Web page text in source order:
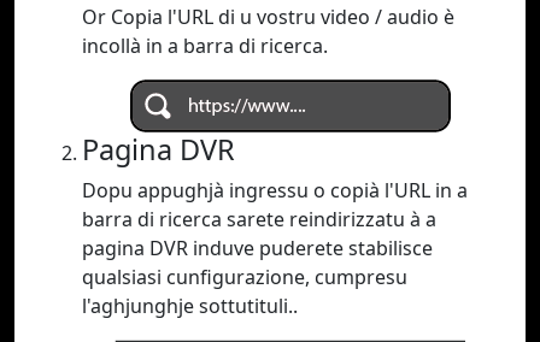
Or Copia l'URL di u vostru video / audio è
incollà in a barra di ricerca.
Pagina DVR
Dopu appughjà ingressu o copià l'URL in a
barra di ricerca sarete reindirizzatu à a
pagina DVR induve puderete stabilisce
qualsiasi cunfigurazione, cumpresu
l'aghjunghje sottutituli..